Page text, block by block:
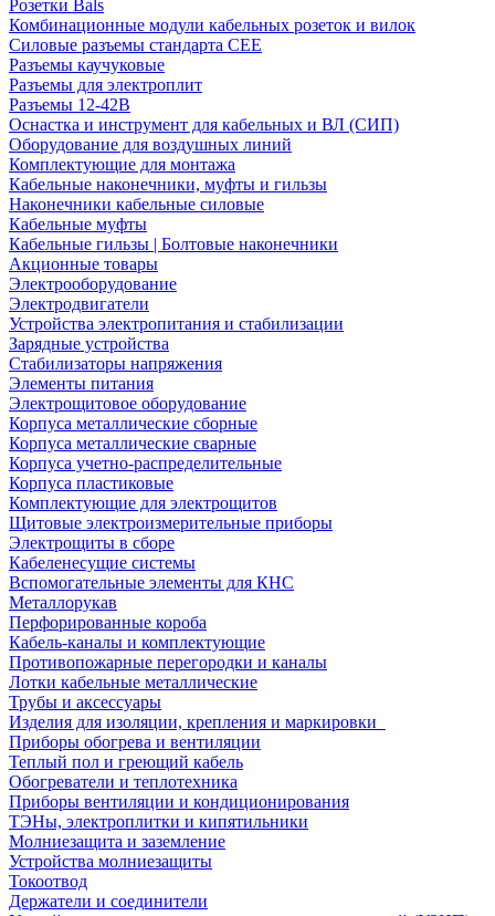
Розетки Bals
Комбинационные модули кабельных розеток и вилок
Силовые разъемы стандарта CEE
Разъемы каучуковые
Разъемы для электроплит
Разъемы 12-42В
Оснастка и инструмент для кабельных и ВЛ (СИП)
Оборудование для воздушных линий
Комплектующие для монтажа
Кабельные наконечники, муфты и гильзы
Наконечники кабельные силовые
Кабельные муфты
Кабельные гильзы | Болтовые наконечники
Акционные товары
Электрооборудование
Электродвигатели
Устройства электропитания и стабилизации
Зарядные устройства
Стабилизаторы напряжения
Элементы питания
Электрощитовое оборудование
Корпуса металлические сборные
Корпуса металлические сварные
Корпуса учетно-распределительные
Корпуса пластиковые
Комплектующие для электрощитов
Щитовые электроизмерительные приборы
Электрощиты в сборе
Кабеленесущие системы
Вспомогательные элементы для КНС
Металлорукав
Перфорированные короба
Кабель-каналы и комплектующие
Противопожарные перегородки и каналы
Лотки кабельные металлические
Трубы и аксессуары
Изделия для изоляции, крепления и маркировки
Приборы обогрева и вентиляции
Теплый пол и греющий кабель
Обогреватели и теплотехника
Приборы вентиляции и кондиционирования
ТЭНы, электроплитки и кипятильники
Молниезащита и заземление
Устройства молниезащиты
Токоотвод
Держатели и соединители